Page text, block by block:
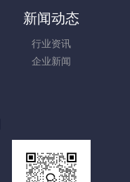
新闻动态
行业资讯
企业新闻